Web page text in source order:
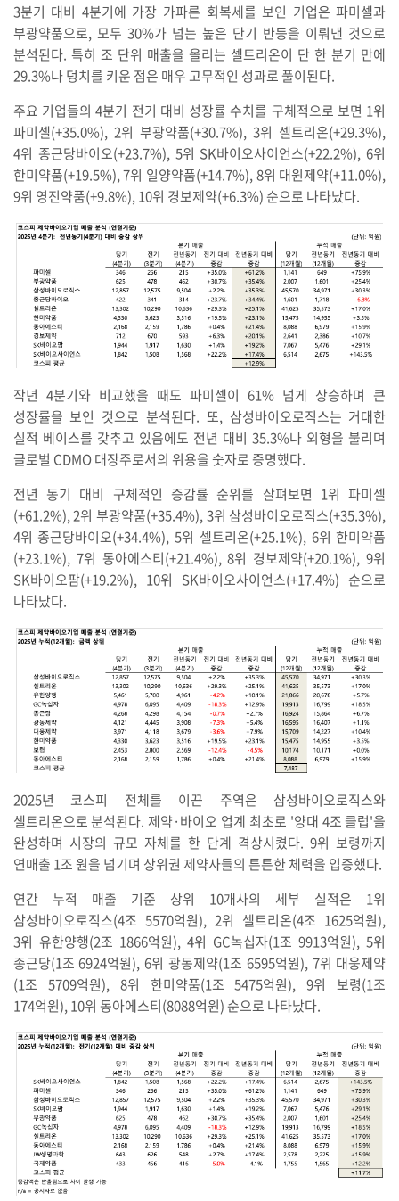
3분기 대비 4분기에 가장 가파른 회복세를 보인 기업은 파미셀과
부광약품으로, 모두 30%가 넘는 높은 단기 반등을 이뤄낸 것으로
분석된다. 특히 조 단위 매출을 올리는 셀트리온이 단 한 분기 만에
29.3%나 덩치를 키운 점은 매우 고무적인 성과로 풀이된다.
주요 기업들의 4분기 전기 대비 성장률 수치를 구체적으로 보면 1위
파미셀(+35.0%), 2위 부광약품(+30.7%), 3위 셀트리온(+29.3%),
4위 종근당바이오(+23.7%), 5위 SK바이오사이언스(+22.2%), 6위
한미약품(+19.5%), 7위 일양약품(+14.7%), 8위 대원제약(+11.0%),
9위 영진약품(+9.8%), 10위 경보제약(+6.3%) 순으로 나타났다.
작년 4분기와 비교했을 때도 파미셀이 61% 넘게 상승하며 큰
성장률을 보인 것으로 분석된다. 또, 삼성바이오로직스는 거대한
실적 베이스를 갖추고 있음에도 전년 대비 35.3%나 외형을 불리며
글로벌 CDMO 대장주로서의 위용을 숫자로 증명했다.
전년 동기 대비 구체적인 증감률 순위를 살펴보면 1위 파미셀
(+61.2%), 2위 부광약품(+35.4%), 3위 삼성바이오로직스(+35.3%),
4위 종근당바이오(+34.4%), 5위 셀트리온(+25.1%), 6위 한미약품
(+23.1%), 7위 동아에스티(+21.4%), 8위 경보제약(+20.1%), 9위
SK바이오팜(+19.2%), 10위 SK바이오사이언스(+17.4%) 순으로
나타났다.
2025년 코스피 전체를 이끈 주역은 삼성바이오로직스와
셀트리온으로 분석된다. 제약·바이오 업계 최초로 '양대 4조 클럽'을
완성하며 시장의 규모 자체를 한 단계 격상시켰다. 9위 보령까지
연매출 1조 원을 넘기며 상위권 제약사들의 튼튼한 체력을 입증했다.
연간 누적 매출 기준 상위 10개사의 세부 실적은 1위
삼성바이오로직스(4조 5570억원), 2위 셀트리온(4조 1625억원),
3위 유한양행(2조 1866억원), 4위 GC녹십자(1조 9913억원), 5위
종근당(1조 6924억원), 6위 광동제약(1조 6595억원), 7위 대웅제약
(1조 5709억원), 8위 한미약품(1조 5475억원), 9위 보령(1조
174억원), 10위 동아에스티(8088억원) 순으로 나타났다.